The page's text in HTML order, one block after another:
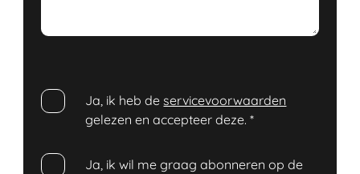
Ja, ik heb deservicevoorwaarden
gelezen en accepteer deze.*
Ja, ik wil me graag abonneren op de